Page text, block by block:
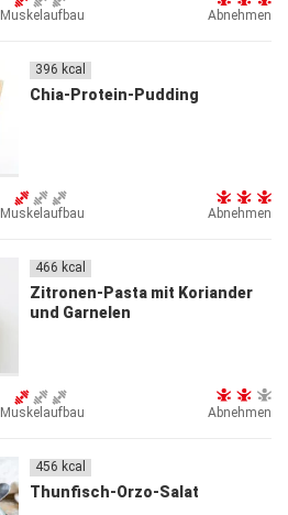
Muskelaufbau Abnehmen
396 kcal
Chia-Protein-Pudding
Muskelaufbau Abnehmen
466 kcal
Zitronen-Pasta mit Koriander
und Garnelen
Muskelaufbau Abnehmen
456 kcal
Thunfisch-Orzo-Salat